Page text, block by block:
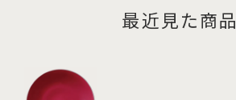
最近見た商品